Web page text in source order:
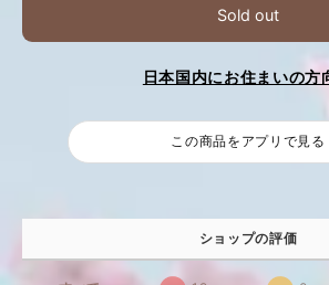
Sold out
日本国内にお住まいの方
この商品をアプリで見る
ショップの評価